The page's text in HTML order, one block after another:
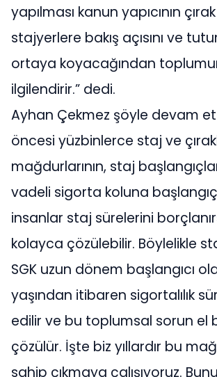
yapılması kanun yapıcının
stajyerlere bakış açısını ve
ortaya koyacağından
ilgilendirir.” dedi.
Ayhan Çekmez şöyle devam
öncesi yüzbinlerce staj ve
mağdurlarının, staj
vadeli sigorta koluna başlangıç
insanlar staj sürelerini
kolayca çözülebilir. Böylelikle
SGK uzun dönem başlangıcı
yaşından itibaren sigortalılık
edilir ve bu toplumsal sorun el
çözülür. İşte biz yıllardır bu
sahip çıkmaya çalışıyoruz.